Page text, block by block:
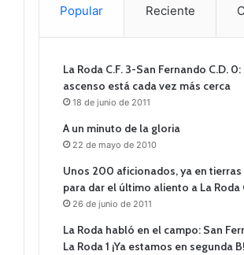
Popular Reciente
La Roda C.F. 3-San Fernando C.D.
ascenso está cada vez más cerca
18 de junio de 2011
A un minuto de la gloria
22 de mayo de 2010
Unos 200 aficionados, ya en
para dar el último aliento a La Roda
26 de junio de 2011
La Roda habló en el campo: San
La Roda 1 ¡Ya estamos en segunda B!